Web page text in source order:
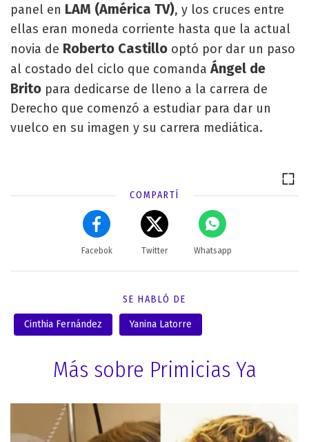
panel en LAM (América TV), y los cruces entre
ellas eran moneda corriente hasta que la actual
novia de Roberto Castillo optó por dar un paso
al costado del ciclo que comandaÁngel de
Brito para dedicarse de lleno a la carrera de
Derecho que comenzó a estudiar para dar un
vuelco en su imagen y su carrera mediática.
COMPARTÍ
Facebok Twitter Whatsapp
SE HABLÓ DE
Cinthia Fernández Yanina Latorre
Más sobre Primicias Ya